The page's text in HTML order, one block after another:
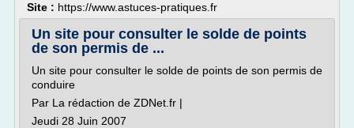
Site : https://www.astuces-pratiques.fr
Un site pour consulter le solde de points
de son permis de ...
Un site pour consulter le solde de points de son permis de
conduire
Par La rédaction de ZDNet.fr |
Jeudi 28 Juin 2007